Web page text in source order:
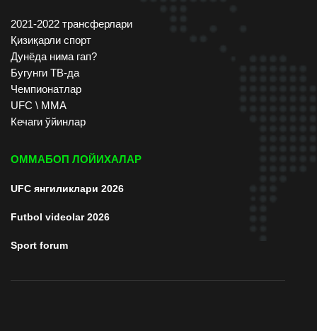
2021-2022 трансферлари
Қизиқарли спорт
Дунёда нима гап?
Бугунги ТВ-да
Чемпионатлар
UFC \ ММА
Кечаги ўйинлар
ОММАБОП ЛОЙИХАЛАР
UFC янгиликлари 2026
Futbol videolar 2026
Sport forum